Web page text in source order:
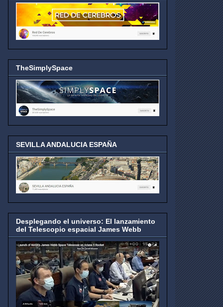
TheSimplySpace
SEVILLA ANDALUCIA ESPAÑA
Desplegando el universo: El lanzamiento
del Telescopio espacial James Webb